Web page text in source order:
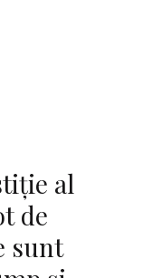
al
de
sunt